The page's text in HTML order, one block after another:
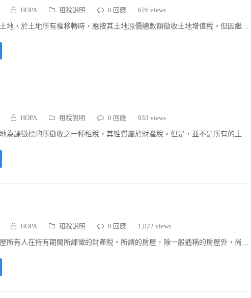
HOPA 租稅說明 0 回應 626 views
地，於土地所有權移轉時，應按其土地漲價總數額徵收土地增值稅。但因繼…
HOPA 租稅說明 0 回應 933 views
為課徵標的所徵收之一種租稅，其性質屬於財產稅。但是，並不是所有的土…
HOPA 租稅說明 0 回應 1,022 views
所有人在持有期間所課徵的財產稅。所謂的房屋，除一般通稱的房屋外，尚…